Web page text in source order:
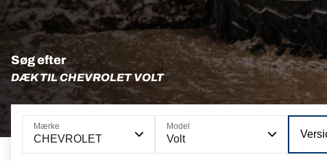
Søg efter
DÆK TIL CHEVROLET VOLT
Mærke
CHEVROLET
Model
Volt